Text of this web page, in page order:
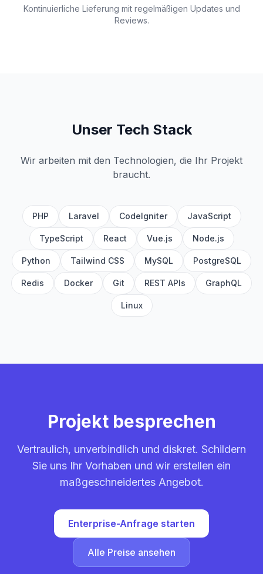
Kontinuierliche Lieferung mit regelmäßigen Updates und
Reviews.
Unser Tech Stack
Wir arbeiten mit den Technologien, die Ihr Projekt
braucht.
PHP Laravel CodeIgniter JavaScript
TypeScript React Vue.js Node.js
Python Tailwind CSS MySQL PostgreSQL
Redis Docker Git REST APIs GraphQL
Linux
Projekt besprechen
Vertraulich, unverbindlich und diskret. Schildern
Sie uns Ihr Vorhaben und wir erstellen ein
maßgeschneidertes Angebot.
Enterprise-Anfrage starten
Alle Preise ansehen